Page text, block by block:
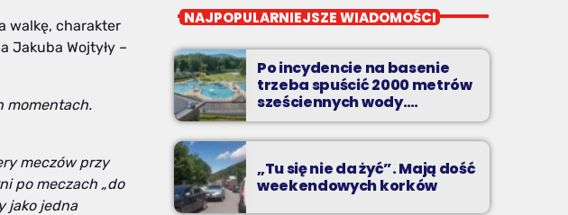
walkę, charakter
Jakuba Wojtyły –
momentach.
meczów przy
po meczach „do
jako jedna
Pierwsza Zmiana
Codziennie od poniedziałku do piątku od 5:30
do 10.
NAJPOPULARNIEJSZE WIADOMOŚCI
Po incydencie na basenie
trzeba spuścić 2000 metrów
sześciennych wody.
„Ogromne koszty i ogromna
praca”
„Tu się nie da żyć”. Mają dość
weekendowych korków